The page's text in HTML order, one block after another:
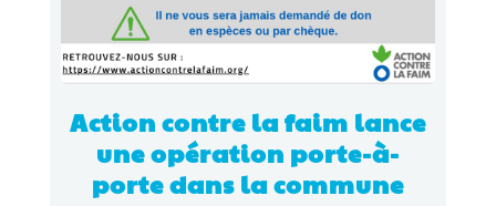
Action contre la faim lance
une opération porte-à-
porte dans la commune